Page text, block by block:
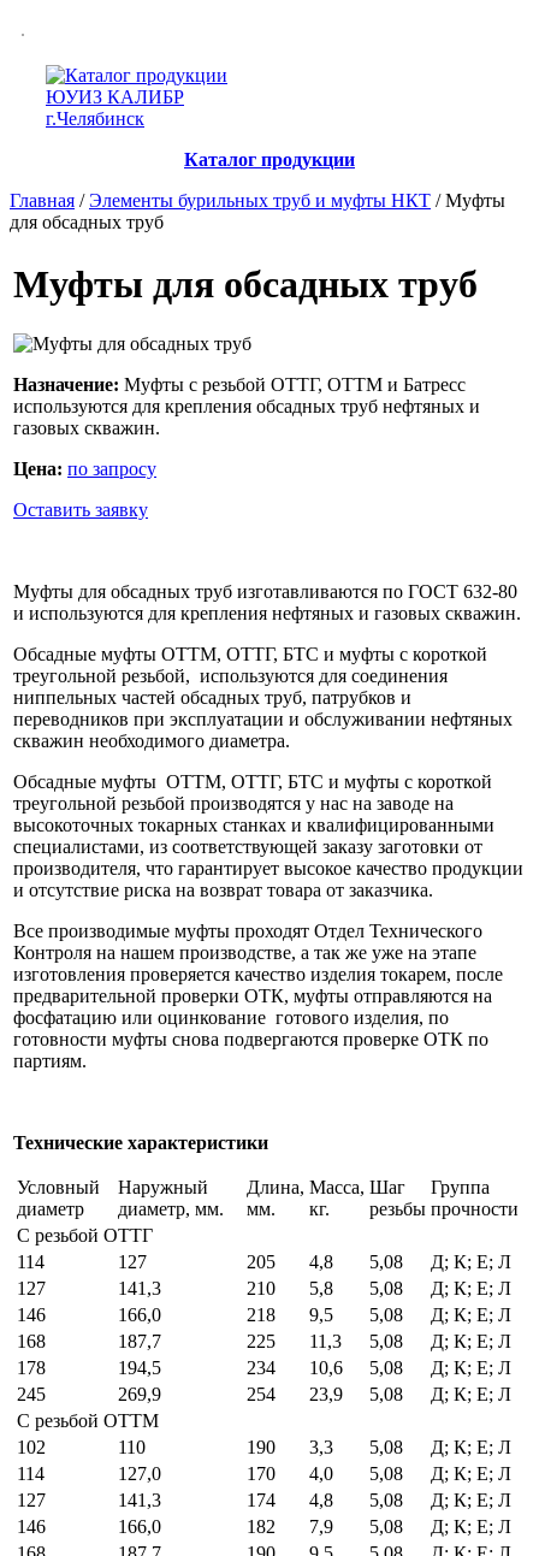
Каталог продукции
Главная /Элементы бурильных труб и муфты НКТ / Муфты
для обсадных труб
Муфты для обсадных труб
Назначение: Муфты с резьбой ОТТГ, ОТТМ и Батресс
используются для крепления обсадных труб нефтяных и
газовых скважин.
Цена: по запросу
Оставить заявку
Муфты для обсадных труб изготавливаются по ГОСТ 632-80
и используются для крепления нефтяных и газовых скважин.
Обсадные муфты ОТТМ, ОТТГ, БТС и муфты с короткой
треугольной резьбой, используются для соединения
ниппельных частей обсадных труб, патрубков и
переводников при эксплуатации и обслуживании нефтяных
скважин необходимого диаметра.
Обсадные муфты ОТТМ, ОТТГ, БТС и муфты с короткой
треугольной резьбой производятся у нас на заводе на
высокоточных токарных станках и квалифицированными
специалистами, из соответствующей заказу заготовки от
производителя, что гарантирует высокое качество продукции
и отсутствие риска на возврат товара от заказчика.
Все производимые муфты проходят Отдел Технического
Контроля на нашем производстве, а так же уже на этапе
изготовления проверяется качество изделия токарем, после
предварительной проверки ОТК, муфты отправляются на
фосфатацию или оцинкование готового изделия, по
готовности муфты снова подвергаются проверке ОТК по
партиям.
Технические характеристики
Условный
диаметр
Наружный
диаметр, мм.
Длина,
мм.
Масса,
кг.
Шаг
резьбы
Группа
прочности
С резьбой ОТТГ
114
127 205 4,8 5,08
Д; К; Е; Л
127
141,3 210 5,8 5,08
Д; К; Е; Л
146
166,0 218 9,5 5,08
Д; К; Е; Л
168
187,7 225 11,3 5,08
Д; К; Е; Л
178
194,5 234 10,6 5,08
Д; К; Е; Л
245
269,9 254 23,9 5,08
Д; К; Е; Л
С резьбой ОТТМ
102
110 190 3,3 5,08
Д; К; Е; Л
114
127,0 170 4,0 5,08
Д; К; Е; Л
127
141,3 174 4,8 5,08
Д; К; Е; Л
146
166,0 182 7,9 5,08
Д; К; Е; Л